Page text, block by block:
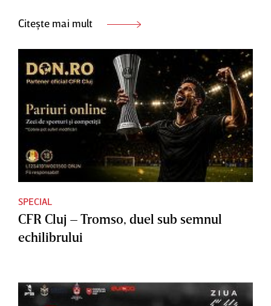
Citește mai mult
SPECIAL
CFR Cluj – Tromso, duel sub semnul
echilibrului